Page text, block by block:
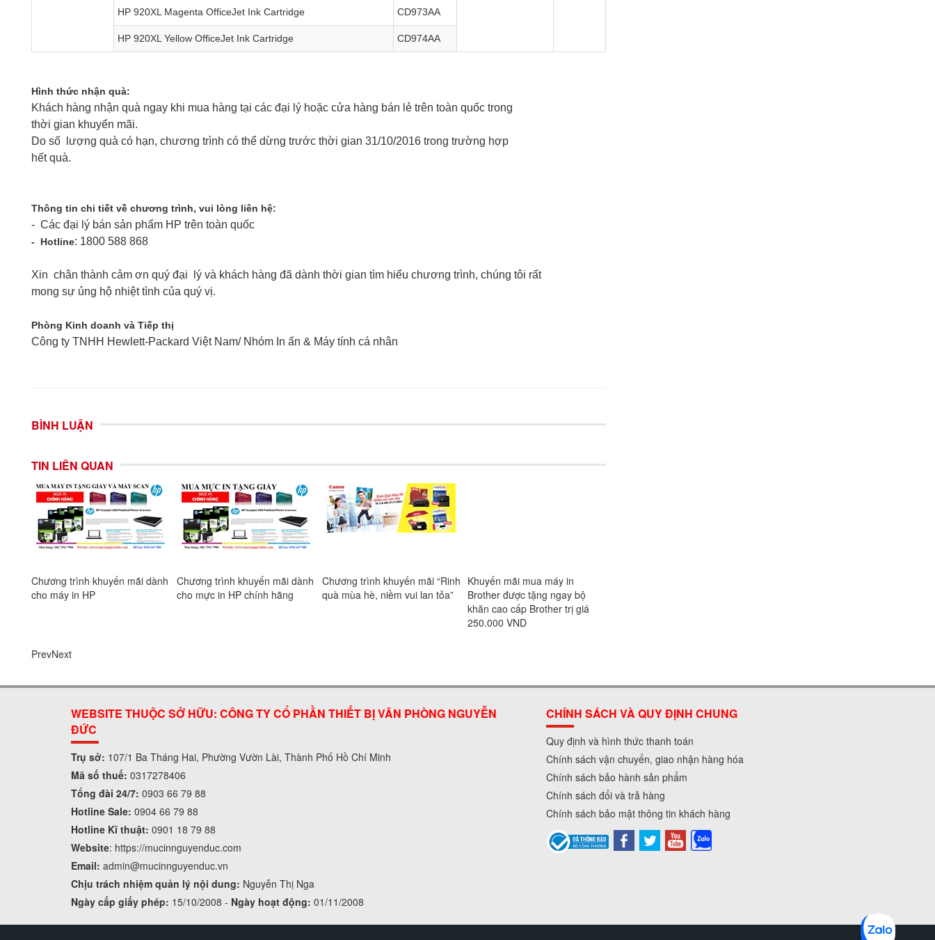
HP 920XL Magenta OfficeJet Ink Cartridge CD973AA
HP 920XL Yellow OfficeJet Ink Cartridge CD974AA
Hình thức nhận quà:
Khách hàng nhận quà ngay khi mua hàng tại các đại lý hoặc cửa hàng bán lẻ trên toàn quốc trong
thời gian khuyến mãi.
Do số lượng quà có hạn, chương trình có thể dừng trước thời gian 31/10/2016 trong trường hợp
hết quà.
Thông tin chi tiết về chương trình, vui lòng liên hệ:
- Các đại lý bán sản phẩm HP trên toàn quốc
- Hotline: 1800 588 868
Xin chân thành cảm ơn quý đại lý và khách hàng đã dành thời gian tìm hiểu chương trình, chúng tôi rất
mong sự ủng hộ nhiệt tình của quý vị.
Phòng Kinh doanh và Tiếp thị
Công ty TNHH Hewlett-Packard Việt Nam/ Nhóm In ấn & Máy tính cá nhân
BÌNH LUẬN
TIN LIÊN QUAN
Chương trình khuyến mãi dành
cho máy in HP
Chương trình khuyến mãi dành
cho mực in HP chính hãng
Chương trình khuyến mãi “Rinh
quà mùa hè, niềm vui lan tỏa”
Khuyến mãi mua máy in
Brother được tặng ngay bộ
khăn cao cấp Brother trị giá
250.000 VND
PrevNext
WEBSITE THUỘC SỞ HỮU: CÔNG TY CỔ PHẦN THIẾT BỊ VĂN PHÒNG NGUYỄN
ĐỨC
Trụ sở: 107/1 Ba Tháng Hai, Phường Vườn Lài, Thành Phố Hồ Chí Minh
Mã số thuế: 0317278406
Tổng đài 24/7: 0903 66 79 88
Hotline Sale: 0904 66 79 88
Hotline Kĩ thuật: 0901 18 79 88
Website: https://mucinnguyenduc.com
Email: admin@mucinnguyenduc.vn
Chịu trách nhiệm quản lý nội dung: Nguyễn Thị Nga
Ngày cấp giấy phép: 15/10/2008 - Ngày hoạt động: 01/11/2008
CHÍNH SÁCH VÀ QUY ĐỊNH CHUNG
Quy định và hình thức thanh toán
Chính sách vận chuyển, giao nhận hàng hóa
Chính sách bảo hành sản phẩm
Chính sách đổi và trả hàng
Chính sách bảo mật thông tin khách hàng